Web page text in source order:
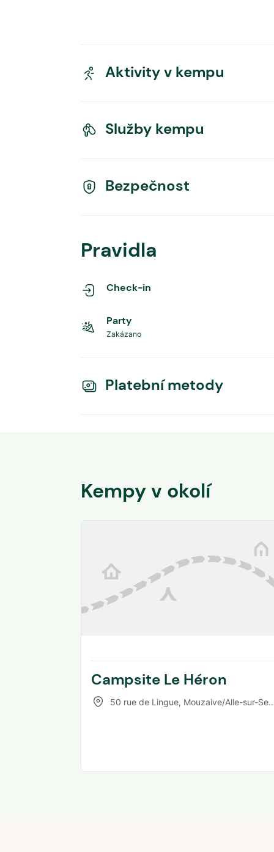
Aktivity v kempu
Služby kempu
Bezpečnost
Pravidla
Check-in
Party
Zakázano
Platební metody
Kempy v okolí
Campsite Le Héron
50 rue de Lingue, Mouzaive/Alle-sur-Semois